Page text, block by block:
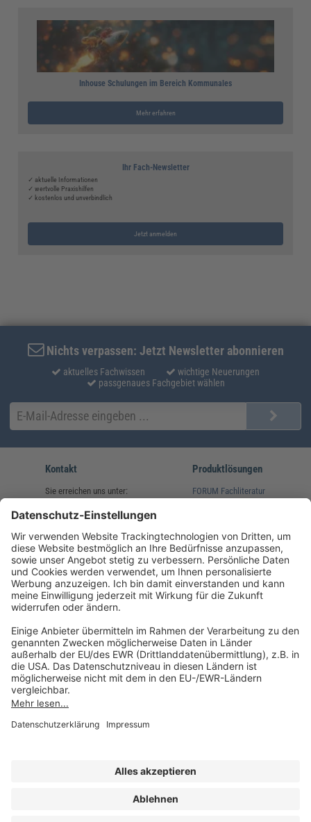
Inhouse Schulungen im Bereich Kommunales
Mehr erfahren
Ihr Fach-Newsletter
✓ aktuelle Informationen
✓ wertvolle Praxishilfen
✓ kostenlos und unverbindlich
Jetzt anmelden
Nichts verpassen: Jetzt Newsletter abonnieren
aktuelles Fachwissen
wichtige Neuerungen
passgenaues Fachgebiet wählen
Kontakt
Sie erreichen uns unter:
(08233) 38 11 23
service@forum-verlag.com
Mo-Do 07:30 - 17:00 Uhr
Fr 07:30 - 15:00 Uhr
Produktlösungen
FORUM Fachliteratur
Folgen Sie uns
Impressum
Datenschutz
AGB und Lizenzbedingungen
Erklärung zur Barrierefreiheit